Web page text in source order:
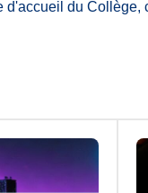
d'accueil du Collège,